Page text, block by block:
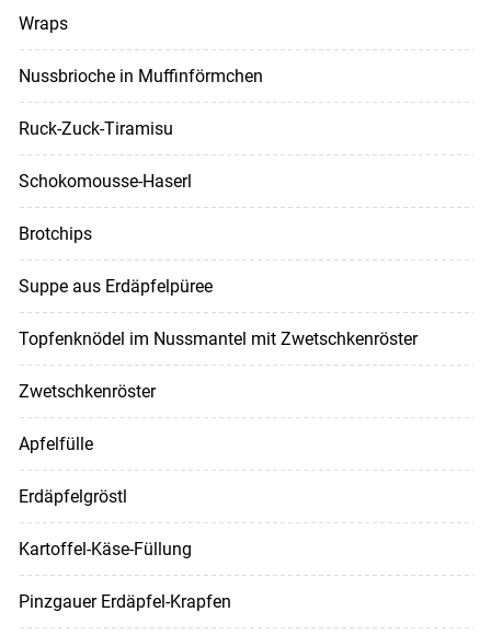
Wraps
Nussbrioche in Muffinförmchen
Ruck-Zuck-Tiramisu
Schokomousse-Haserl
Brotchips
Suppe aus Erdäpfelpüree
Topfenknödel im Nussmantel mit Zwetschkenröster
Zwetschkenröster
Apfelfülle
Erdäpfelgröstl
Kartoffel-Käse-Füllung
Pinzgauer Erdäpfel-Krapfen